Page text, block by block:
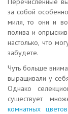
за собой
миля, то они и
полива и
настолько, что
забудете.
Чуть больше
выращивали у
Однако
существует
комнатных цветов